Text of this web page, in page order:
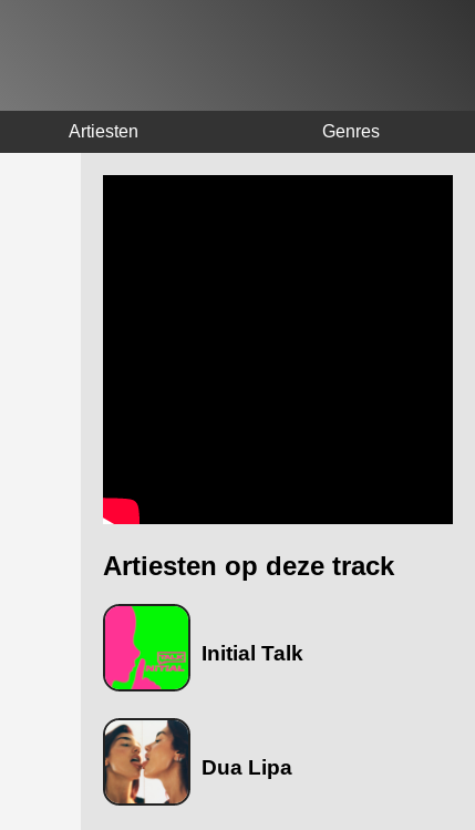
Artiesten Genres
Artiesten op deze track
Initial Talk
Dua Lipa